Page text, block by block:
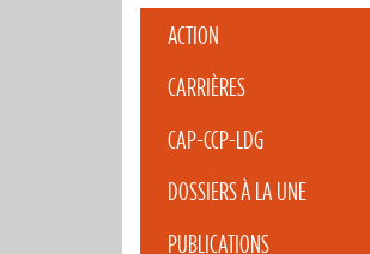
ACTION
CARRIÈRES
CAP-CCP-LDG
DOSSIERS À LA UNE
PUBLICATIONS